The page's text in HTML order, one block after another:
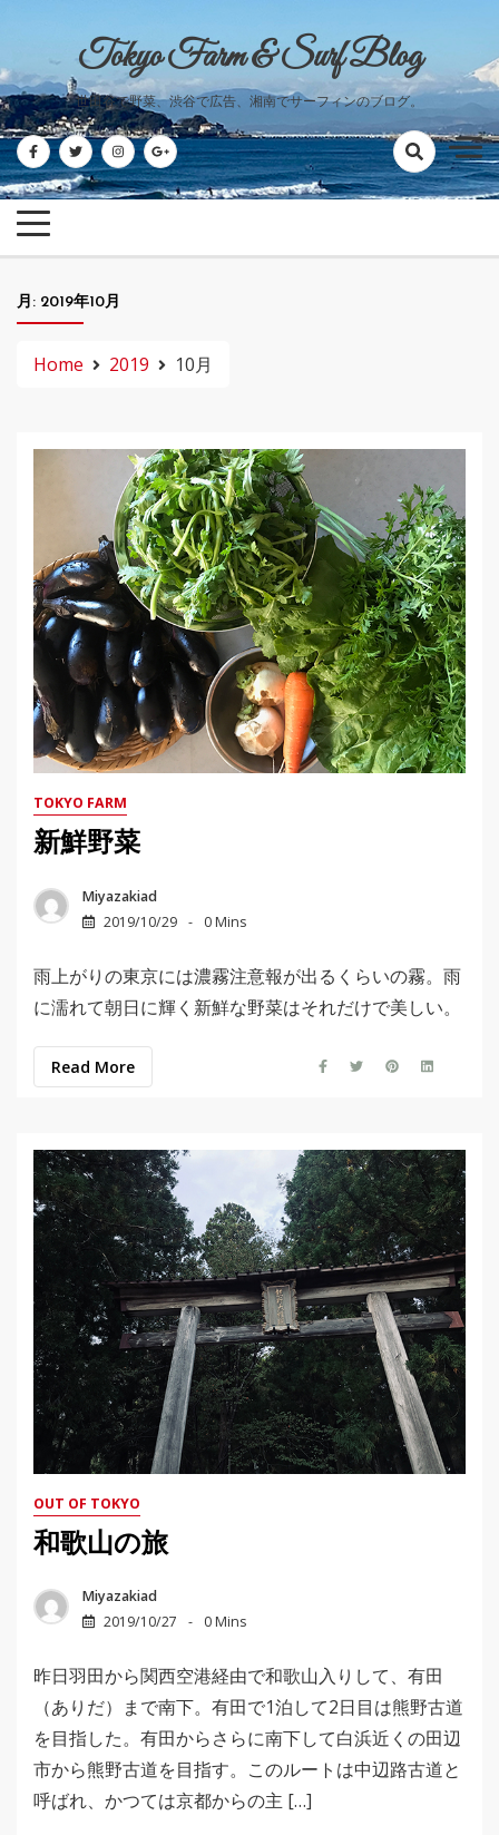
content
Tokyo Farm & Surf Blog
世田谷で野菜、渋谷で広告、湘南でサーフィンのブログ。
月: 2019年10月
Home 2019 10月
TOKYO FARM
新鮮野菜
Miyazakiad
2019/10/29
0 Mins
雨上がりの東京には濃霧注意報が出るくらいの霧。雨
に濡れて朝日に輝く新鮮な野菜はそれだけで美しい。
Read More
OUT OF TOKYO
和歌山の旅
Miyazakiad
2019/10/27
0 Mins
昨日羽田から関西空港経由で和歌山入りして、有田
（ありだ）まで南下。有田で1泊して2日目は熊野古道
を目指した。有田からさらに南下して白浜近くの田辺
市から熊野古道を目指す。このルートは中辺路古道と
呼ばれ、かつては京都からの主 […]